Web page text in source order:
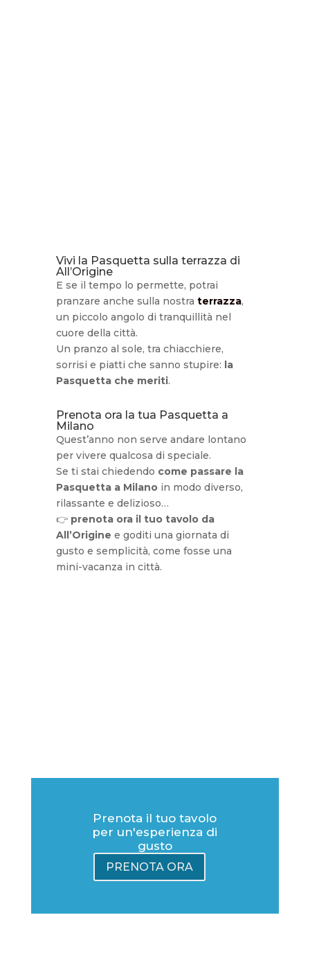
Vivi la Pasquetta sulla terrazza di
All’Origine
E se il tempo lo permette, potrai
pranzare anche sulla nostra terrazza,
un piccolo angolo di tranquillità nel
cuore della città.
Un pranzo al sole, tra chiacchiere,
sorrisi e piatti che sanno stupire: la
Pasquetta che meriti.
Prenota ora la tua Pasquetta a
Milano
Quest’anno non serve andare lontano
per vivere qualcosa di speciale.
Se ti stai chiedendo come passare la
Pasquetta a Milanoin modo diverso,
rilassante e delizioso…
👉 prenota ora il tuo tavolo da
All’Origine e goditi una giornata di
gusto e semplicità, come fosse una
mini-vacanza in città.
Prenota il tuo tavolo
per un'esperienza di
gusto
PRENOTA ORA